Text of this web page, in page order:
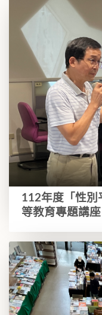
112年度「性別
等教育專題講